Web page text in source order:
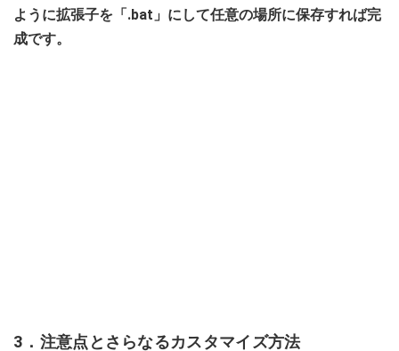
ように拡張子を「.bat」にして任意の場所に保存すれば完
成です。
3．注意点とさらなるカスタマイズ方法